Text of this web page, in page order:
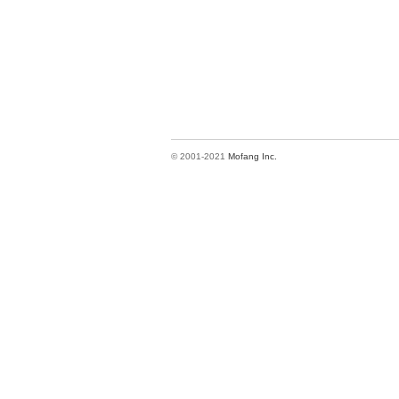
© 2001-2021 Mofang Inc.